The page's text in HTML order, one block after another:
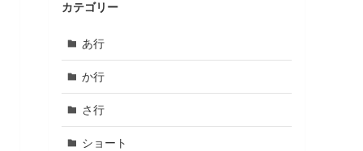
カテゴリー
あ行
か行
さ行
ショート